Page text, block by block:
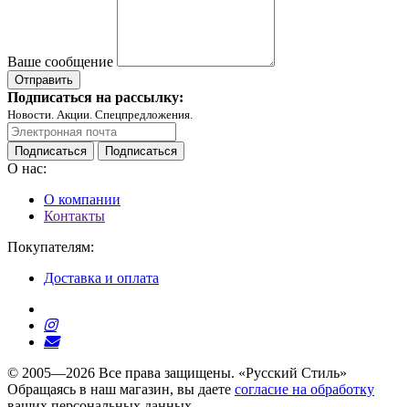
Ваше сообщение
Подписаться на рассылку:
Новости. Акции. Спецпредложения.
Подписаться Подписаться
О нас:
О компании
Контакты
Покупателям:
Доставка и оплата
© 2005—2026 Все права защищены. «Русский Стиль»
Обращаясь в наш магазин, вы даете согласие на обработку